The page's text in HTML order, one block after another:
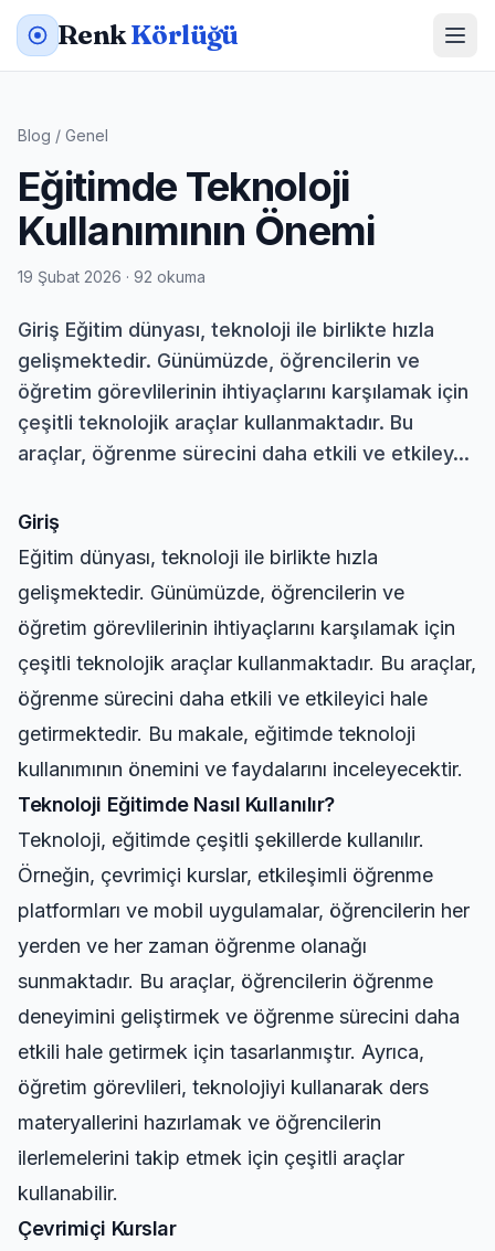
RenkKörlüğü
Blog / Genel
Eğitimde Teknoloji
Kullanımının Önemi
19 Şubat 2026 · 92 okuma
Giriş Eğitim dünyası, teknoloji ile birlikte hızla
gelişmektedir. Günümüzde, öğrencilerin ve
öğretim görevlilerinin ihtiyaçlarını karşılamak için
çeşitli teknolojik araçlar kullanmaktadır. Bu
araçlar, öğrenme sürecini daha etkili ve etkiley...
Giriş
Eğitim dünyası, teknoloji ile birlikte hızla
gelişmektedir. Günümüzde, öğrencilerin ve
öğretim görevlilerinin ihtiyaçlarını karşılamak için
çeşitli teknolojik araçlar kullanmaktadır. Bu araçlar,
öğrenme sürecini daha etkili ve etkileyici hale
getirmektedir. Bu makale, eğitimde teknoloji
kullanımının önemini ve faydalarını inceleyecektir.
Teknoloji Eğitimde Nasıl Kullanılır?
Teknoloji, eğitimde çeşitli şekillerde kullanılır.
Örneğin, çevrimiçi kurslar, etkileşimli öğrenme
platformları ve mobil uygulamalar, öğrencilerin her
yerden ve her zaman öğrenme olanağı
sunmaktadır. Bu araçlar, öğrencilerin öğrenme
deneyimini geliştirmek ve öğrenme sürecini daha
etkili hale getirmek için tasarlanmıştır. Ayrıca,
öğretim görevlileri, teknolojiyi kullanarak ders
materyallerini hazırlamak ve öğrencilerin
ilerlemelerini takip etmek için çeşitli araçlar
kullanabilir.
Çevrimiçi Kurslar